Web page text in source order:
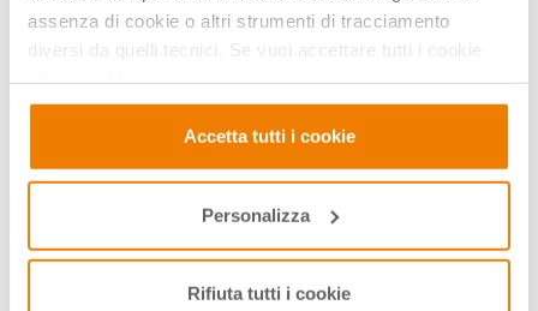
assenza di cookie o altri strumenti di tracciamento
diversi da quelli tecnici. Se vuoi accettare tutti i cookie
autonomamente selezionare i cookie da accettare clicca
su "Personalizza". Se vuoi saperne di più consulta la
nostraPrivacy e Cookie Policy.
Accetta tutti i cookie
Personalizza
Rifiuta tutti i cookie
Prezzo basso o offerta vantaggiosa?